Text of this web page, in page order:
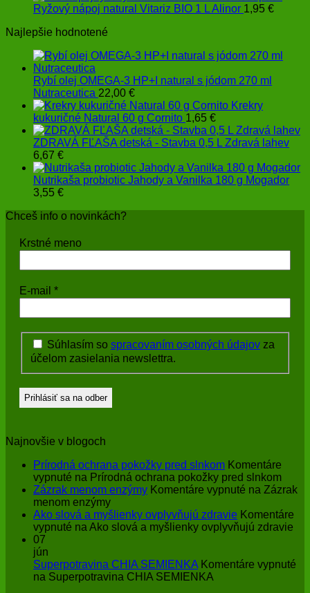
Ryžový nápoj natural Vitariz BIO 1 L Alinor 1,95 €
Najlepšie hodnotené
Rybí olej OMEGA-3 HP+I natural s jódom 270 ml
Nutraceutica 22,00 €
Krekry
kukuričné Natural 60 g Cornito 1,65 €
ZDRAVÁ FĽAŠA detská - Stavba 0,5 L Zdravá lahev
6,67 €
Nutrikaša probiotic Jahody a Vanilka 180 g Mogador
3,55 €
Chceš info o novinkách?
Krstné meno
E-mail *
Súhlasím so spracovaním osobných údajov za
účelom zasielania newslettra.
Najnovšie v blogoch
Prírodná ochrana pokožky pred slnkom Komentáre
vypnuté na Prírodná ochrana pokožky pred slnkom
Zázrak menom enzýmy Komentáre vypnuté na Zázrak
menom enzýmy
Ako slová a myšlienky ovplyvňujú zdravie Komentáre
vypnuté na Ako slová a myšlienky ovplyvňujú zdravie
07
jún
Superpotravina CHIA SEMIENKA Komentáre vypnuté
na Superpotravina CHIA SEMIENKA